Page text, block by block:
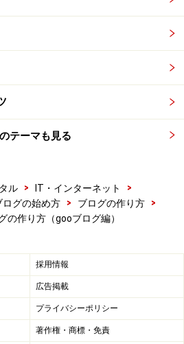
テーマも見る
ル > IT・インターネット
>
ログの始め方 > ブログの作り方
>
の作り方（gooブログ編）
採用情報
広告掲載
プライバシーポリシー
著作権・商標・免責